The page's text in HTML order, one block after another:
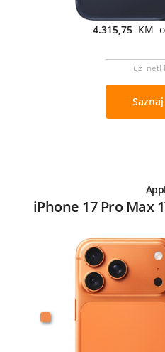
4.315,75 KM
uz
iPhone 17 Pro Max